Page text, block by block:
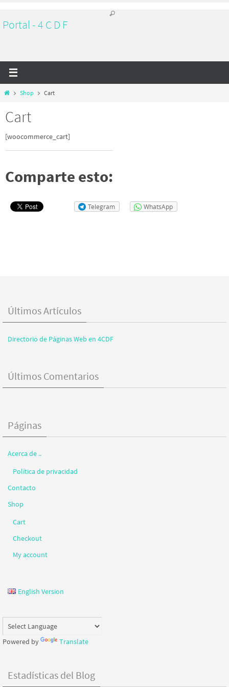
alPortal - 4 C D F
InicioShop Cart
Cart
[woocommerce_cart]
Comparte esto:
Telegram WhatsApp
Últimos Artículos
Directorio de Páginas Web en 4CDF
Últimos Comentarios
Páginas
Acerca de ..
Política de privacidad
Contacto
Shop
Cart
Checkout
My account
English Version
Powered by Translate
Estadísticas del Blog